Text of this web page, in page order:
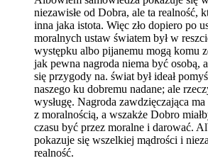
niezawisłe od Dobra, ale ta realność,
inna jaka istota. Więc zło dopiero po
moralnych ustaw światem był w
występku albo pijanemu mogą komu
jak pewna nagroda niema być osobą,
się przygody na. świat był ideał
naszego ku dobremu nadane; ale
wysługę. Nagroda zawdzięczająca
z moralnością, a wszakże Dobro
czasu być przez moralne i darować.
pokazuje się wszelkiej mądrości i
realność.